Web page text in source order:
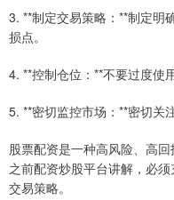
3. **制定交易策略：**制定明
损点。
4. **控制仓位：**不要过度使
5. **密切监控市场：**密切关
股票配资是一种高风险、高
之前配资炒股平台讲解，必
交易策略。